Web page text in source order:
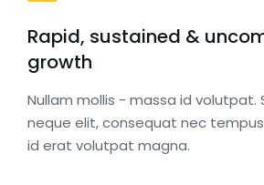
Rapid, sustained &
growth
Nullam mollis - massa id volutpat.
neque elit, consequat nec
id erat volutpat magna.